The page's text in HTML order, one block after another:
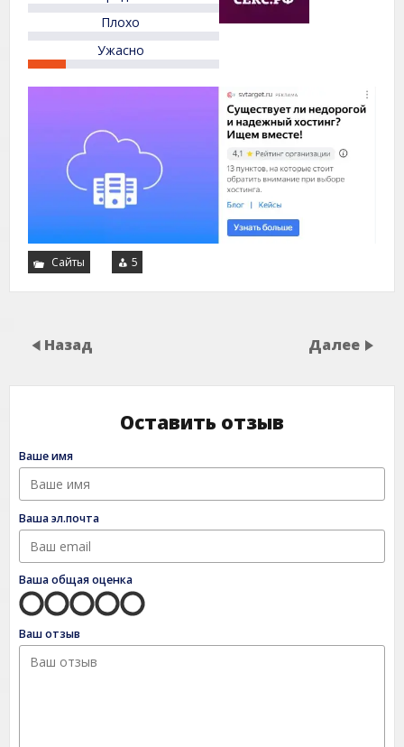
Плохо
Ужасно
Сайты 5
Назад Далее
Оставить отзыв
Ваше имя
Ваша эл.почта
Ваша общая оценка
Ваш отзыв